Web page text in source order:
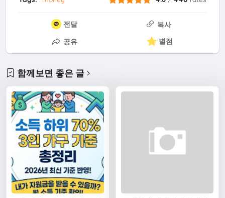
전달
복사
공유
별점
함께보면 좋은 글